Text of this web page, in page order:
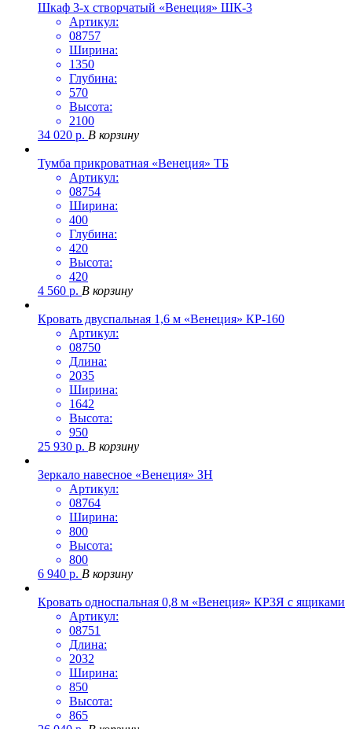
Шкаф 3-х створчатый «Венеция» ШК-3
Артикул:
08757
Ширина:
1350
Глубина:
570
Высота:
2100
34 020 р. В корзину
Тумба прикроватная «Венеция» ТБ
Артикул:
08754
Ширина:
400
Глубина:
420
Высота:
420
4 560 р. В корзину
Кровать двуспальная 1,6 м «Венеция» КР-160
Артикул:
08750
Длина:
2035
Ширина:
1642
Высота:
950
25 930 р. В корзину
Зеркало навесное «Венеция» ЗН
Артикул:
08764
Ширина:
800
Высота:
800
6 940 р. В корзину
Кровать односпальная 0,8 м «Венеция» КР3Я с ящиками
Артикул:
08751
Длина:
2032
Ширина:
850
Высота:
865